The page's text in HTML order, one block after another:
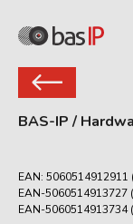
BAS-IP /
EAN: 5060514912911
EAN-5060514913727
EAN-5060514913734